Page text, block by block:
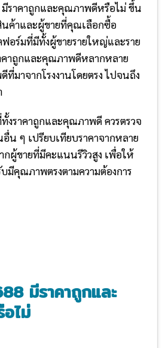
มีราคาถูกและคุณภาพดีหรือไม่ ขึ้น
นค้าและผู้ขายที่คุณเลือกซื้อ
อร์มที่มีทั้งผู้ขายรายใหญ่และราย
คาถูกและคุณภาพดีหลากหลาย
มาจากโรงงานโดยตรง ไปจนถึง
งราคาถูกและคุณภาพดี ควรตรวจ
น ๆ เปรียบเทียบราคาจากหลาย
กผู้ขายที่มีคะแนนรีวิวสูง เพื่อให้
มีคุณภาพตรงตามความต้องการ
มีราคาถูกและ
ไม่